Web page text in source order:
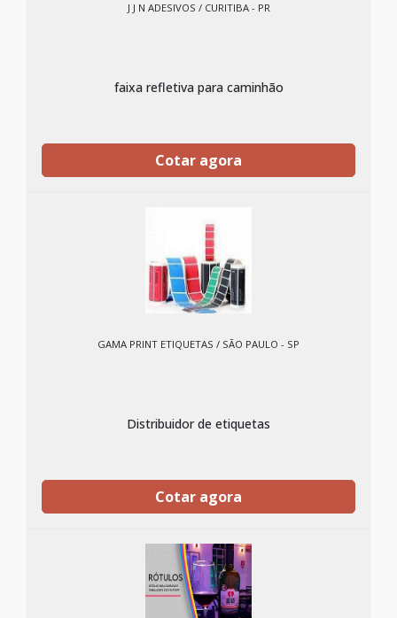
J J N ADESIVOS / CURITIBA - PR
faixa refletiva para caminhão
Cotar agora
GAMA PRINT ETIQUETAS / SÃO PAULO - SP
Distribuidor de etiquetas
Cotar agora